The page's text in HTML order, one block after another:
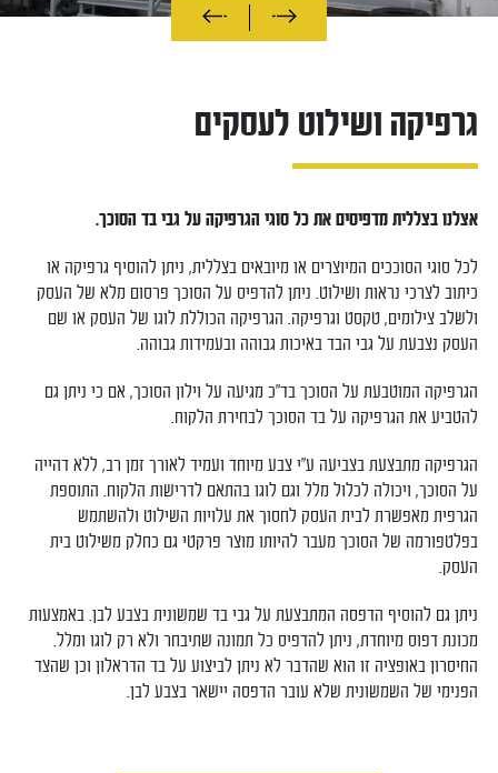
גרפיקה ושילוט לעסקים
אצלנו בצללית מדפיסים את כל סוגי הגרפיקה על גבי בד הסוכך.
לכל סוגי הסוככים המיוצרים או מיובאים בצללית, ניתן להוסיף גרפיקה או
כיתוב לצרכי נראות ושילוט. ניתן להדפיס על הסוכך פרסום מלא של העסק
ולשלב צילומים, טקסט וגרפיקה. הגרפיקה הכוללת לוגו של העסק או שם
העסק נצבעת על גבי הבד באיכות גבוהה ובעמידות גבוהה.
הגרפיקה המוטבעת על הסוכך בד"כ מגיעה על וילון הסוכך, אם כי ניתן גם
להטביע את הגרפיקה על בד הסוכך לבחירת הלקוח.
הגרפיקה מתבצעת בצביעה ע"י צבע מיוחד ועמיד לאורך זמן רב, ללא דהייה
על הסוכך, ויכולה לכלול מלל וגם לוגו בהתאם לדרישות הלקוח. התוספת
הגרפית מאפשרת לבית העסק לחסוך את עלויות השילוט ולהשתמש
בפלטפורמה של הסוכך מעבר להיותו מוצר פרקטי גם כחלק משילוט בית
העסק.
ניתן גם להוסיף הדפסה המתבצעת על גבי בד שמשונית בצבע לבן. באמצעות
מכונת דפוס מיוחדת, ניתן להדפיס כל תמונה שתיבחר ולא רק לוגו ומלל.
החיסרון באופציה זו הוא שהדבר לא ניתן לביצוע על בד הדראלון וכן שהצד
הפנימי של השמשונית שלא עובר הדפסה יישאר בצבע לבן.